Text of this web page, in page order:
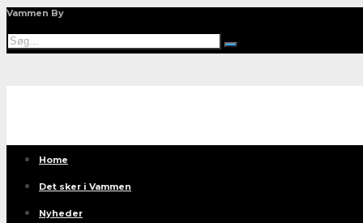
Vammen By
Home
Det sker i Vammen
Nyheder